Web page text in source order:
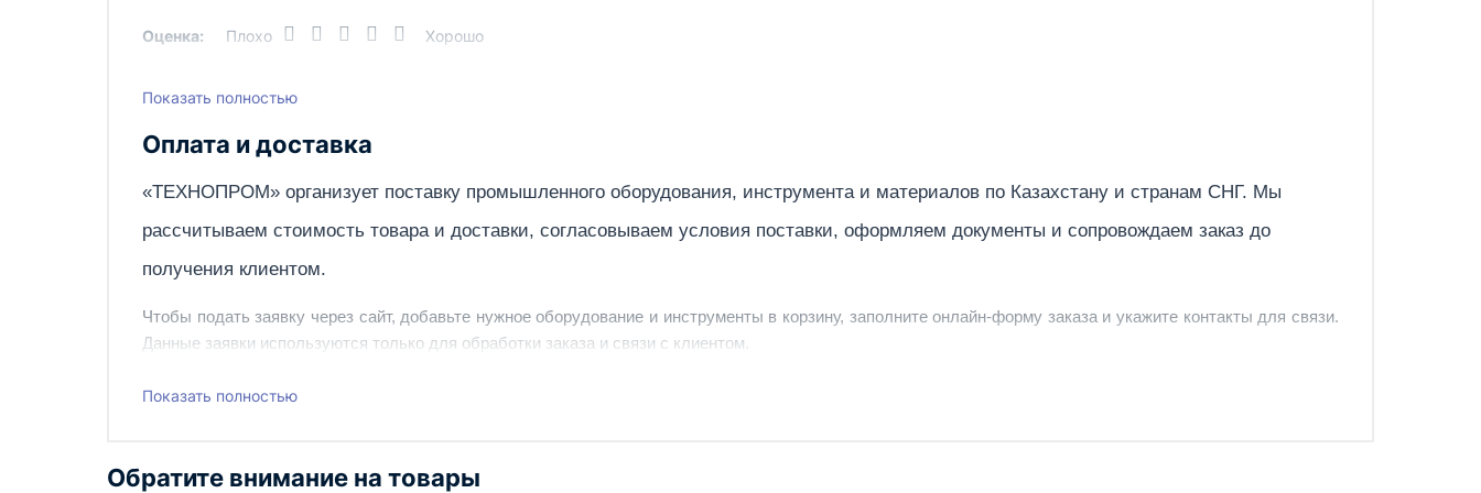
Функция всасывания
Оценка: Плохо Хорошо
Написать отзыв
Показать полностью
Оплата и доставка
«ТЕХНОПРОМ» организует поставку промышленного оборудования, инструмента и материалов по Казахстану и странам СНГ. Мы
рассчитываем стоимость товара и доставки, согласовываем условия поставки, оформляем документы и сопровождаем заказ до
получения клиентом.
Чтобы подать заявку через сайт, добавьте нужное оборудование и инструменты в корзину, заполните онлайн-форму заказа и укажите контакты для связи.
Данные заявки используются только для обработки заказа и связи с клиентом.
Наш сотрудник свяжется с вами, чтобы подтвердить заявку, уточнить детали, рассчитать стоимость поставки и предложить удобный вариант доставки.
Показать полностью
Обратите внимание на товары